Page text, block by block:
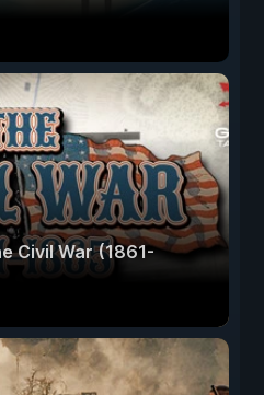
Civil War (1861-